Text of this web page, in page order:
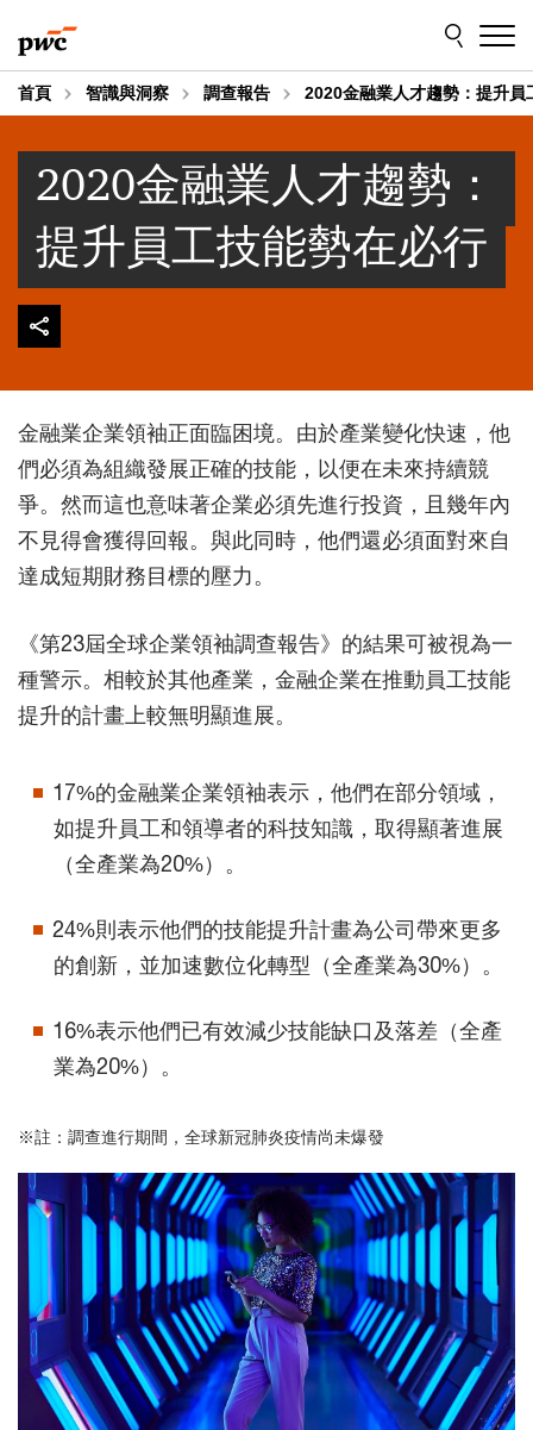
to
content
to
footer
首頁 智識與洞察 調查報告 2020金融業人才趨勢：提升員
2020金融業人才趨勢：
提升員工技能勢在必行
金融業企業領袖正面臨困境。由於產業變化快速，他
們必須為組織發展正確的技能，以便在未來持續競
爭。然而這也意味著企業必須先進行投資，且幾年內
不見得會獲得回報。與此同時，他們還必須面對來自
達成短期財務目標的壓力。
《第23屆全球企業領袖調查報告》的結果可被視為一
種警示。相較於其他產業，金融企業在推動員工技能
提升的計畫上較無明顯進展。
17%的金融業企業領袖表示，他們在部分領域，
如提升員工和領導者的科技知識，取得顯著進展
（全產業為20%）。
24%則表示他們的技能提升計畫為公司帶來更多
的創新，並加速數位化轉型（全產業為30%）。
16%表示他們已有效減少技能缺口及落差（全產
業為20%）。
※註：調查進行期間，全球新冠肺炎疫情尚未爆發